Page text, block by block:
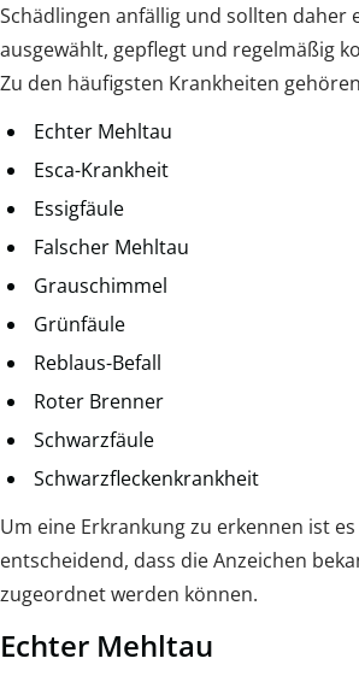
Schädlingen anfällig und sollten daher
ausgewählt, gepflegt und regelmäßig
Zu den häufigsten Krankheiten
Echter Mehltau
Esca-Krankheit
Essigfäule
Falscher Mehltau
Grauschimmel
Grünfäule
Reblaus-Befall
Roter Brenner
Schwarzfäule
Schwarzfleckenkrankheit
Um eine Erkrankung zu erkennen ist
entscheidend, dass die Anzeichen
zugeordnet werden können.
Echter Mehltau